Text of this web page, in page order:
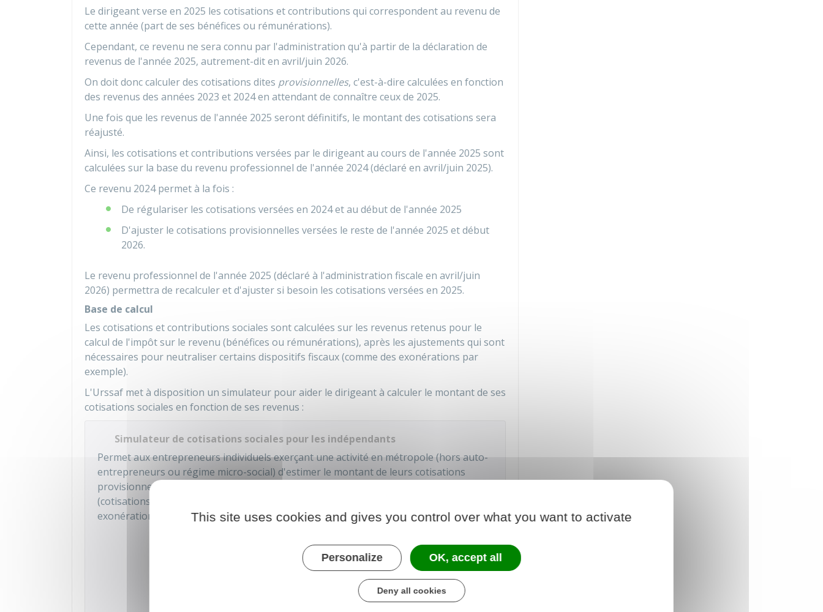
Le dirigeant verse en 2025 les cotisations et contributions qui correspondent au revenu de
cette année (part de ses bénéfices ou rémunérations).
Cependant, ce revenu ne sera connu par l'administration qu'à partir de la déclaration de
revenus de l'année 2025, autrement-dit en avril/juin 2026.
On doit donc calculer des cotisations dites provisionnelles, c'est-à-dire calculées en fonction
des revenus des années 2023 et 2024 en attendant de connaître ceux de 2025.
Une fois que les revenus de l'année 2025 seront définitifs, le montant des cotisations sera
réajusté.
Ainsi, les cotisations et contributions versées par le dirigeant au cours de l'année 2025 sont
calculées sur la base du revenu professionnel de l'année 2024 (déclaré en avril/juin 2025).
Ce revenu 2024 permet à la fois :
De régulariser les cotisations versées en 2024 et au début de l'année 2025
D'ajuster le cotisations provisionnelles versées le reste de l'année 2025 et début
2026.
Le revenu professionnel de l'année 2025 (déclaré à l'administration fiscale en avril/juin
2026) permettra de recalculer et d'ajuster si besoin les cotisations versées en 2025.
Base de calcul
Les cotisations et contributions sociales sont calculées sur les revenus retenus pour le
calcul de l'impôt sur le revenu (bénéfices ou rémunérations), après les ajustements qui sont
nécessaires pour neutraliser certains dispositifs fiscaux (comme des exonérations par
exemple).
L'Urssaf met à disposition un simulateur pour aider le dirigeant à calculer le montant de ses
cotisations sociales en fonction de ses revenus :
Simulateur de cotisations sociales pour les indépendants
Permet aux entrepreneurs individuels exerçant une activité en métropole (hors auto-
entrepreneurs ou régime micro-social) d'estimer le montant de leurs cotisations
provisionnelles pour l'année en cours, en application des taux et barèmes en vigueur
(cotisations en début d'activité et à partir de la 3e année d'activité, cotisations avec
exonération Accre).
Accéder au Simulateur
This site uses cookies and gives you control over what you want to activate
Personalize OK, accept all
Deny all cookies